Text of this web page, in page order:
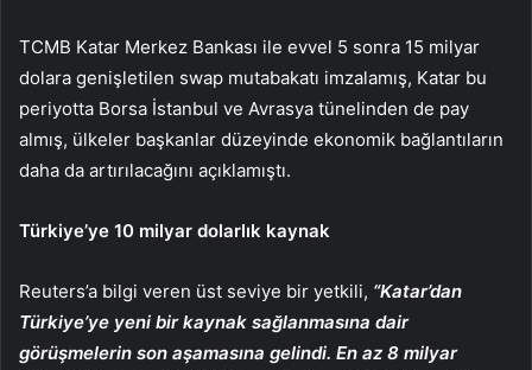
TCMB Katar Merkez Bankası ile evvel 5 sonra 15 milyar
dolara genişletilen swap mutabakatı imzalamış, Katar bu
periyotta Borsa İstanbul ve Avrasya tünelinden de pay
almış, ülkeler başkanlar düzeyinde ekonomik bağlantıların
daha da artırılacağını açıklamıştı.
Türkiye’ye 10 milyar dolarlık kaynak
Reuters’a bilgi veren üst seviye bir yetkili, “Katar’dan
Türkiye’ye yeni bir kaynak sağlanmasına dair
görüşmelerin son aşamasına gelindi. En az 8 milyar